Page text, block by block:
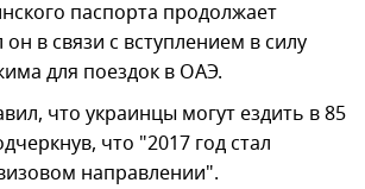
паспорта продолжает
в связи с вступлением в силу
для поездок в ОАЭ.
что украинцы могут ездить в 85
что "2017 год стал
направлении".